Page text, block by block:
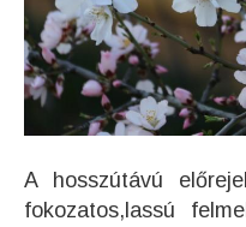
A hosszútávú
fokozatos,lassú